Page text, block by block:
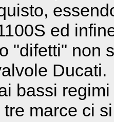
ed
"difetti" non
Ducati.
bassi
marce ci